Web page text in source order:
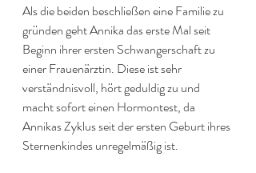
Als die beiden beschließen eine Familie zu
gründen geht Annika das erste Mal seit
Beginn ihrer ersten Schwangerschaft zu
einer Frauenärztin. Diese ist sehr
verständnisvoll, hört geduldig zu und
macht sofort einen Hormontest, da
Annikas Zyklus seit der ersten Geburt ihres
Sternenkindes unregelmäßig ist.